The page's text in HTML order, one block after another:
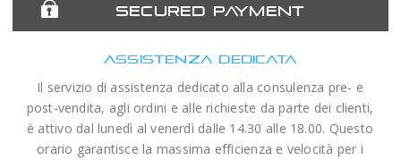
SECURED PAYMENT
ASSISTENZA DEDICATA
Il servizio di assistenza dedicato alla consulenza pre- e
post-vendita, agli ordini e alle richieste da parte dei clienti,
è attivo dal lunedì al venerdì dalle 14.30 alle 18.00. Questo
orario garantisce la massima efficienza e velocità per i